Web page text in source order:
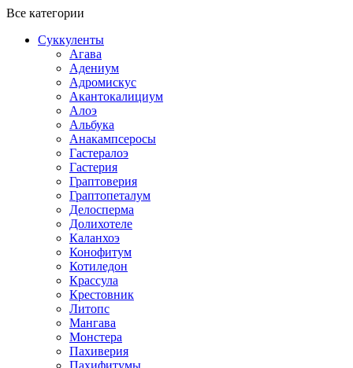
Все категории
Суккуленты
Агава
Адениум
Адромискус
Акантокалициум
Алоэ
Альбука
Анакампсеросы
Гастералоэ
Гастерия
Граптоверия
Граптопеталум
Делосперма
Долихотеле
Каланхоэ
Конофитум
Котиледон
Крассула
Крестовник
Литопс
Мангава
Монстера
Пахиверия
Пахифитумы